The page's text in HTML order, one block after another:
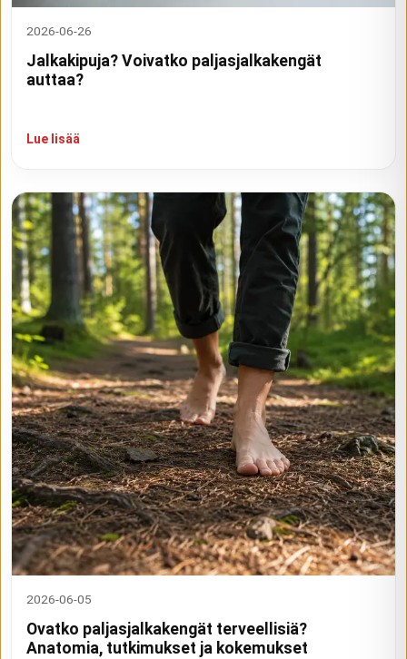
2026-06-26
Jalkakipuja? Voivatko paljasjalkakengät
auttaa?
Lue lisää
2026-06-05
Ovatko paljasjalkakengät terveellisiä?
Anatomia, tutkimukset ja kokemukset